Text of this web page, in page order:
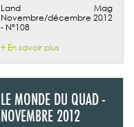
Land Mag
Novembre/décembre 2012
- N°108
+ En savoir plus
LE MONDE DU QUAD -
NOVEMBRE 2012